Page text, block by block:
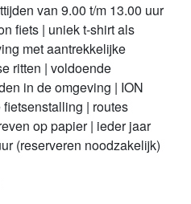
van 9.00 t/m 13.00 uur
fiets | uniek t-shirt als
met aantrekkelijke
ritten | voldoende
in de omgeving | ION
| routes
op papier | ieder jaar
(reserveren noodzakelijk)